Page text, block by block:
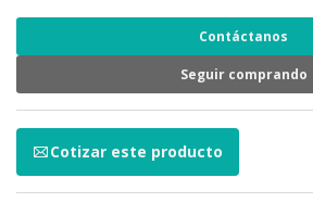
Contáctanos
Seguir comprando
Cotizar este producto